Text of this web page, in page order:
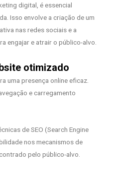
digital, é essencial
Isso envolve a criação de um
nas redes sociais e a
engajar e atrair o público-alvo.
otimizado
uma presença online eficaz.
e carregamento
de SEO (Search Engine
nos mecanismos de
pelo público-alvo.